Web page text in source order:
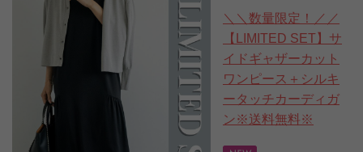
＼＼数量限定！／／
【LIMITED SET】サ
イドギャザーカット
ワンピース＋シルキ
ータッチカーディガ
ン※送料無料※